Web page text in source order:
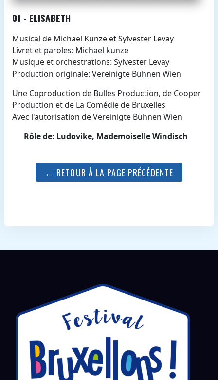
01 - ELISABETH
Musical de Michael Kunze et Sylvester Levay
Livret et paroles: Michael kunze
Musique et orchestrations: Sylvester Levay
Production originale: Vereinigte Bühnen Wien
Une Coproduction de Bulles Production, de Cooper
Production et de La Comédie de Bruxelles
Avec l'autorisation de Vereinigte Bühnen Wien
Rôle de: Ludovike, Mademoiselle Windisch
← RETOUR À LA PAGE PRÉCÉDENTE